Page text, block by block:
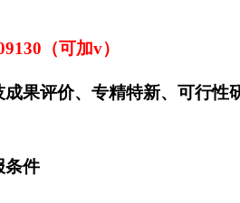
（可加v）
果评价、专精特新、可行
条件